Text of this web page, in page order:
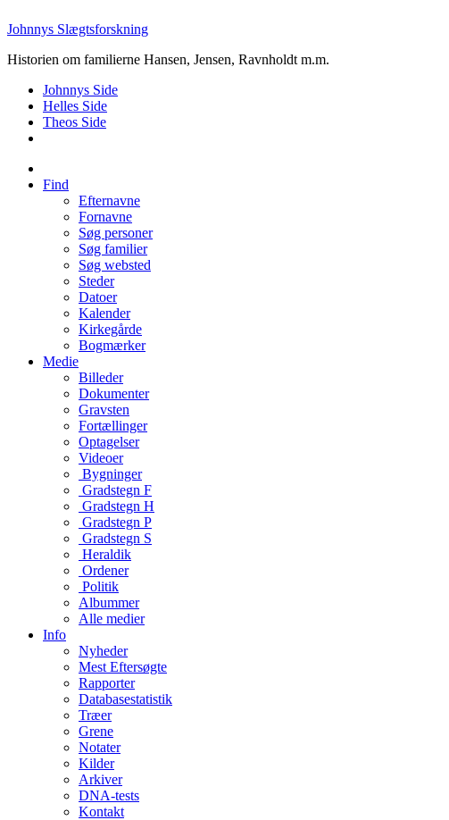
Johnnys Slægtsforskning
Historien om familierne Hansen, Jensen, Ravnholdt m.m.
Johnnys Side
Helles Side
Theos Side
Find
Efternavne
Fornavne
Søg personer
Søg familier
Søg websted
Steder
Datoer
Kalender
Kirkegårde
Bogmærker
Medie
Billeder
Dokumenter
Gravsten
Fortællinger
Optagelser
Videoer
Bygninger
Gradstegn F
Gradstegn H
Gradstegn P
Gradstegn S
Heraldik
Ordener
Politik
Albummer
Alle medier
Info
Nyheder
Mest Eftersøgte
Rapporter
Databasestatistik
Træer
Grene
Notater
Kilder
Arkiver
DNA-tests
Kontakt